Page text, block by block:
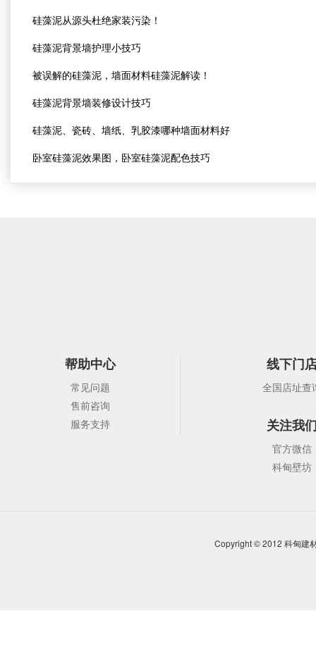
硅藻泥从源头杜绝家装污染！
硅藻泥背景墙护理小技巧
被误解的硅藻泥，墙面材料硅藻泥解读！
硅藻泥背景墙装修设计技巧
硅藻泥、瓷砖、墙纸、乳胶漆哪种墙面材料好
卧室硅藻泥效果图，卧室硅藻泥配色技巧
帮助中心
常见问题
售前咨询
服务支持
线下门
全国店址查
关注我
官方微信
科甸壁坊
Copyright © 2012 科甸